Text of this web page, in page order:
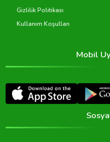
Gizlilik Politikası
Kullanım Koşulları
Mobil